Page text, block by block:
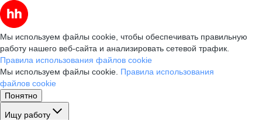
Мы используем файлы cookie, чтобы обеспечивать правильную
работу нашего веб-сайта и анализировать сетевой трафик.
Правила использования файлов cookie
Мы используем файлы cookie. Правила использования
файлов cookie
Понятно
Ищу работу